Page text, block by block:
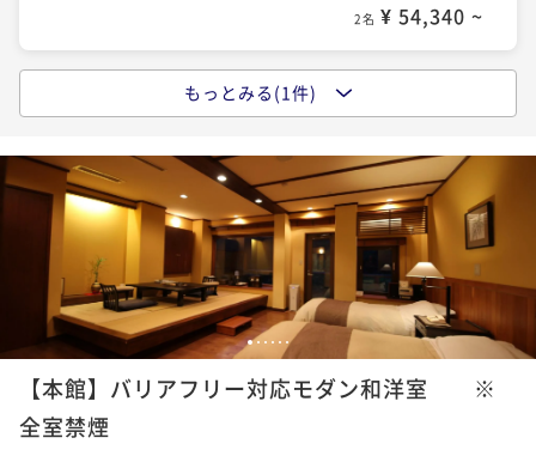
2名 ¥ 54,340 ~
『奥の院ほてる とく川』 基本宿泊プラン
ポイント即利用で最大5％OFF
¥68,200~
2名 ¥ 64,790 ~
もっとみる(1件)
12 3 4 5 6
【本館】バリアフリー対応モダン和洋室 ※
全室禁煙